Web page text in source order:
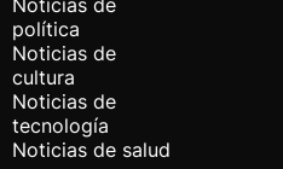
Noticias de
política
Noticias de
cultura
Noticias de
tecnología
Noticias de salud